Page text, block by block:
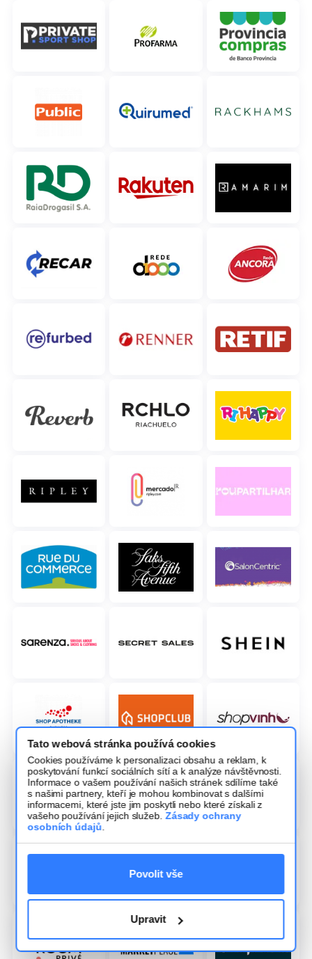
Tato webová stránka používá cookies
Cookies používáme k personalizaci obsahu a reklam, k
poskytování funkcí sociálních sítí a k analýze návštěvnosti.
Informace o vašem používání našich stránek sdílíme také
s našimi partnery, kteří je mohou kombinovat s dalšími
informacemi, které jste jim poskytli nebo které získali z
vašeho používání jejich služeb.Zásady ochrany
osobních údajů
Povolit vše
Upravit